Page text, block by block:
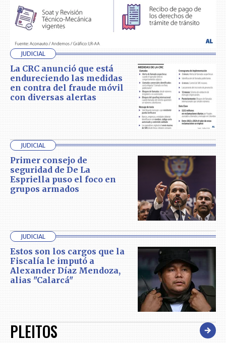
JUDICIAL
La CRC anunció que está
endureciendo las medidas
en contra del fraude móvil
con diversas alertas
JUDICIAL
Primer consejo de
seguridad de De La
Espriella puso el foco en
grupos armados
JUDICIAL
Estos son los cargos que la
Fiscalía le imputó a
Alexander Díaz Mendoza,
alias "Calarcá"
PLEITOS